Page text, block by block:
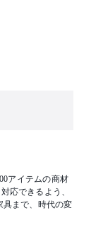
応できるよう、